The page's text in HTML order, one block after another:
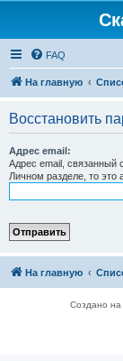
FAQ
На главную
Восстановить
Адрес email:
Адрес email, связанный
Личном разделе, то это
На главную
Создано на